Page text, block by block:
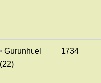
• Gurunhuel
(22)
1734